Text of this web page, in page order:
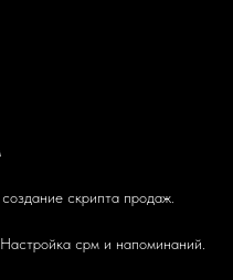
скрипта продаж.
срм и напоминаний.